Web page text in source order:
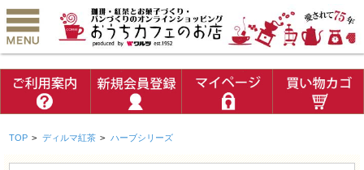
TOP > ディルマ紅茶 > ハーブシリーズ